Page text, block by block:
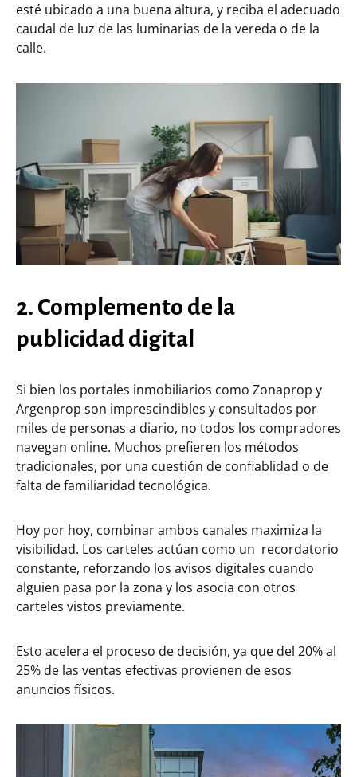
esté ubicado a una buena altura, y reciba el adecuado
caudal de luz de las luminarias de la vereda o de la
calle.
2. Complemento de la
publicidad digital
Si bien los portales inmobiliarios como Zonaprop y
Argenprop son imprescindibles y consultados por
miles de personas a diario, no todos los compradores
navegan online. Muchos prefieren los métodos
tradicionales, por una cuestión de confiablidad o de
falta de familiaridad tecnológica.
Hoy por hoy, combinar ambos canales maximiza la
visibilidad. Los carteles actúan como un recordatorio
constante, reforzando los avisos digitales cuando
alguien pasa por la zona y los asocia con otros
carteles vistos previamente.
Esto acelera el proceso de decisión, ya que del 20% al
25% de las ventas efectivas provienen de esos
anuncios físicos.